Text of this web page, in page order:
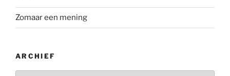
Zomaar een mening
ARCHIEF